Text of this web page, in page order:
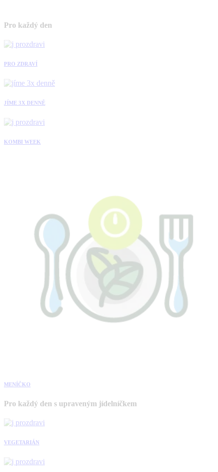
Pro každý den
PRO ZDRAVÍ
JÍME 3X DENNĚ
KOMBI WEEK
MENÍČKO
Pro každý den s upraveným jídelníčkem
VEGETARIÁN